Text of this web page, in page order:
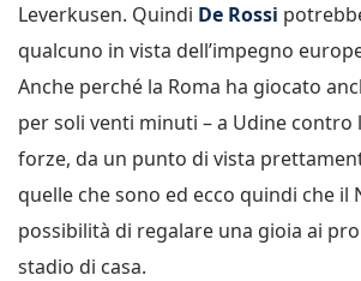
Leverkusen. Quindi De Rossi
qualcuno in vista dell’impegno
Anche perché la Roma ha giocato
per soli venti minuti – a Udine contro
forze, da un punto di vista
quelle che sono ed ecco quindi che il
possibilità di regalare una gioia ai
stadio di casa.